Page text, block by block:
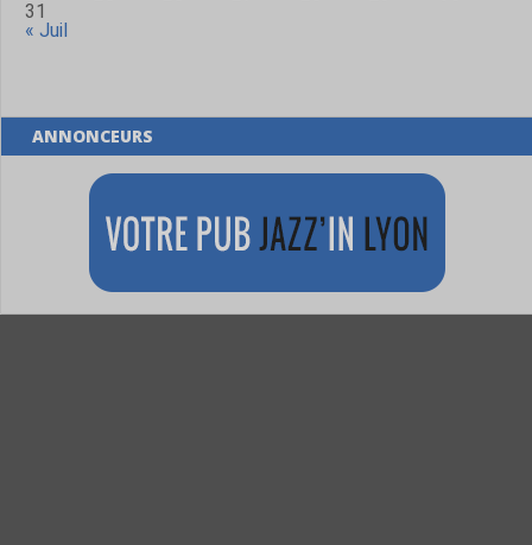
31
« Juil
ANNONCEURS